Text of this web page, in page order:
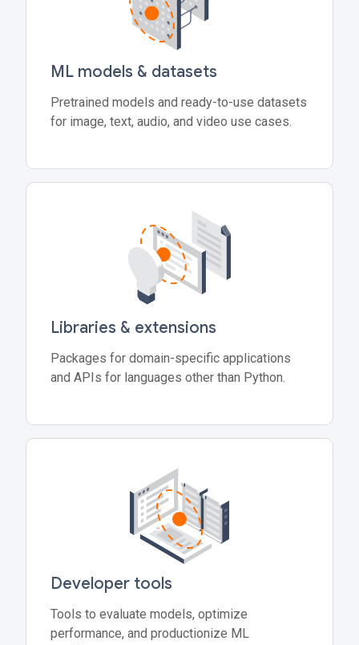
ML models & datasets
Pretrained models and ready-to-use datasets
for image, text, audio, and video use cases.
Libraries & extensions
Packages for domain-specific applications
and APIs for languages other than Python.
Developer tools
Tools to evaluate models, optimize
performance, and productionize ML